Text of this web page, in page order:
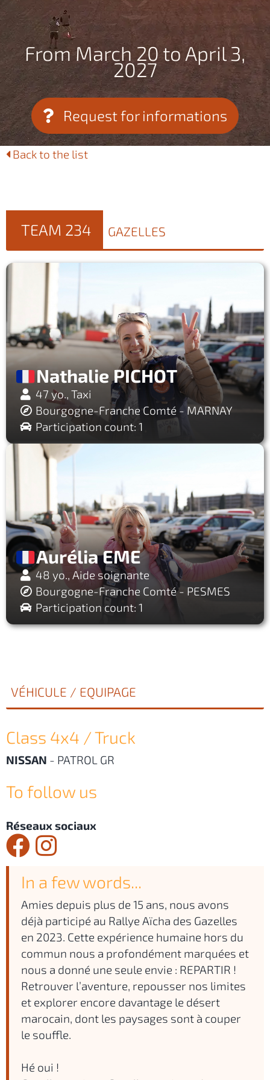
From March 20 to April 3,
2027
Request for informations
Back to the list
TEAM 234 GAZELLES
Nathalie PICHOT
47 yo., Taxi
Bourgogne-Franche Comté - MARNAY
Participation count: 1
Aurélia EME
48 yo., Aide soignante
Bourgogne-Franche Comté - PESMES
Participation count: 1
VÉHICULE / EQUIPAGE
Class 4x4 / Truck
NISSAN - PATROL GR
To follow us
Réseaux sociaux
In a few words...
Amies depuis plus de 15 ans, nous avons
déjà participé au Rallye Aïcha des Gazelles
en 2023. Cette expérience humaine hors du
commun nous a profondément marquées et
nous a donné une seule envie : REPARTIR !
Retrouver l’aventure, repousser nos limites
et explorer encore davantage le désert
marocain, dont les paysages sont à couper
le souffle.
Hé oui !